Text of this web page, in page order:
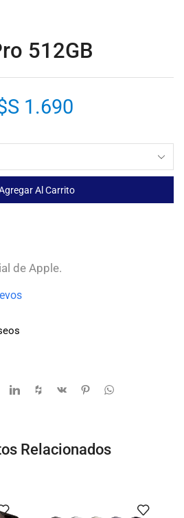
512GB
1.690
Al Carrito
de Apple.
Relacionados